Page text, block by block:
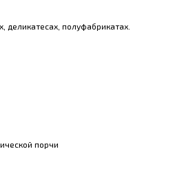
деликатесах, полуфабрикатах.
порчи